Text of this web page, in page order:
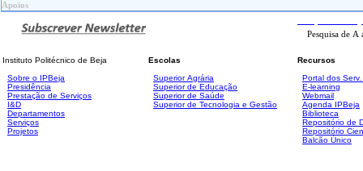
Apoios
Instituto Politécnico de Beja
Sobre o IPBeja
Presidência
Prestação de Serviços
I&D
Departamentos
Serviços
Projetos
Escolas
Superior Agrária
Superior de Educação
Superior de Saúde
Superior de Tecnologia e Gestão
Recursos
Portal dos
E-learning
Webmail
Agenda IPBeja
Biblioteca
Repositório de
Repositório
Balcão Único